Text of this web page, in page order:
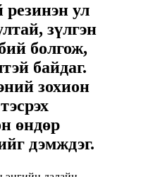
резинэн ул
зүлгэн
болгож,
байдаг.
зохион
өндөр
дэмждэг.